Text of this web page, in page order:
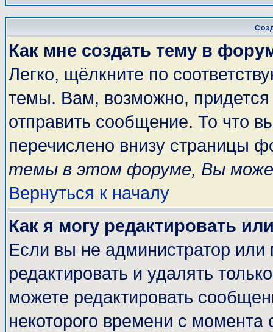
Как мне создать тему в
Легко, щёлкните по
темы. Вам, возможно, придется
отправить сообщение. То что
перечислено внизу страницы
темы в этом форуме, Вы
Вернуться к началу
Как я могу редактировать
Если вы не администратор
редактировать и удалять
можете редактировать
некоторого времени с